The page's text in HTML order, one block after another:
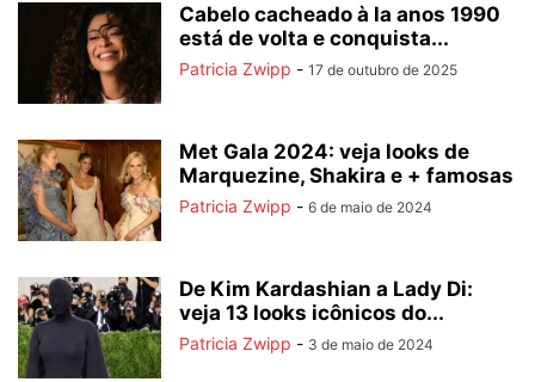
Cabelo cacheado à la anos 1990
está de volta e conquista...
Patricia Zwipp - 17 de outubro de 2025
Met Gala 2024: veja looks de
Marquezine, Shakira e + famosas
Patricia Zwipp - 6 de maio de 2024
De Kim Kardashian a Lady Di:
veja 13 looks icônicos do...
Patricia Zwipp - 3 de maio de 2024